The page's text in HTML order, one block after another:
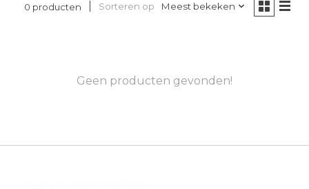
0 producten Sorteren op Meest bekeken
Geen producten gevonden!